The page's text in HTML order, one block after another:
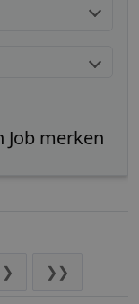
❯ ❯❯